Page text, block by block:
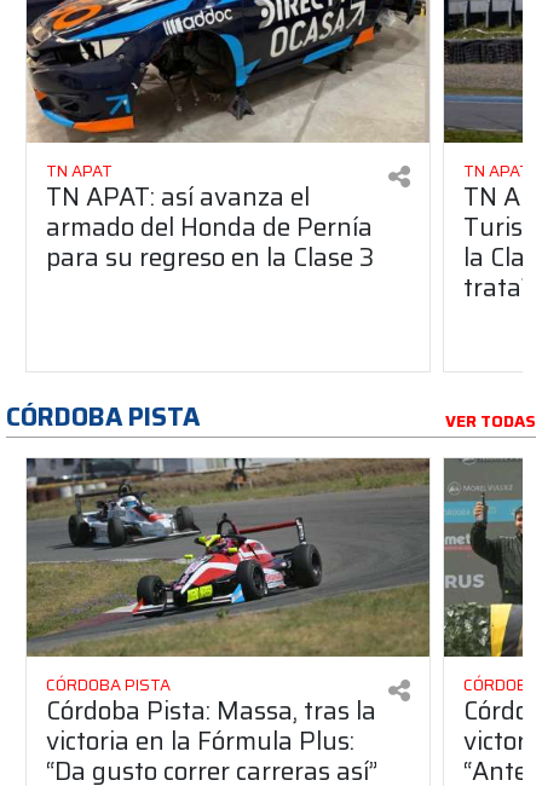
TN APAT
TN APAT: así avanza el
armado del Honda de Pernía
para su regreso en la Clase 3
TN APAT
TN
la
trata?
CÓRDOBA PISTA VER TODAS
CÓRDOBA PISTA
Córdoba Pista: Massa, tras la
victoria en la Fórmula Plus:
“Da gusto correr carreras así”